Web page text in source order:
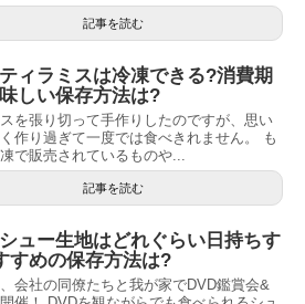
記事を読む
ィラミスは冷凍できる?消費期
しい保存方法は?
を張り切って手作りしたのですが、思い
作り過ぎて一度では食べきれません。 も
で販売されているものや...
記事を読む
ュー生地はどれぐらい日持ちす
すめの保存方法は?
会社の同僚たちと我が家でDVD鑑賞会&